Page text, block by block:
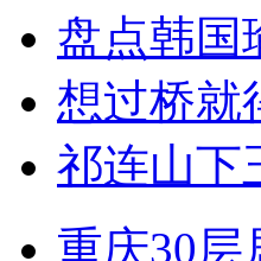
盘点韩国
想过桥就
祁连山下
重庆30